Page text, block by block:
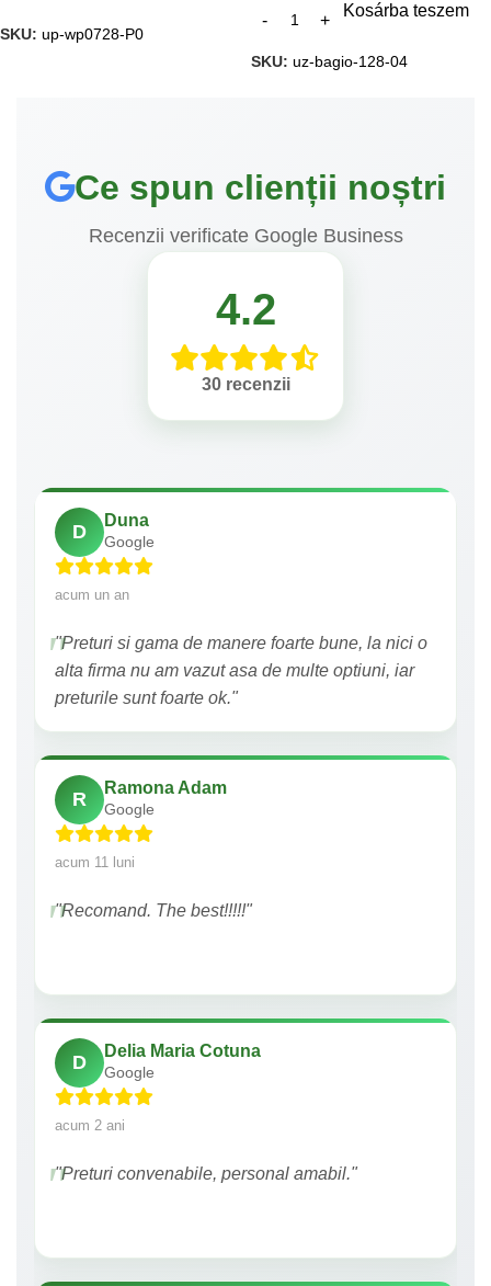
SKU: up-wp0728-P0
Kosárba teszem
SKU: uz-bagio-128-04
Ce spun clienții noștri
Recenzii verificate Google Business
4.2
30 recenzii
D
Duna
Google
acum un an
"Preturi si gama de manere foarte bune, la nici o
alta firma nu am vazut asa de multe optiuni, iar
preturile sunt foarte ok."
R
Ramona Adam
Google
acum 11 luni
"Recomand. The best!!!!!"
D
Delia Maria Cotuna
Google
acum 2 ani
"Preturi convenabile, personal amabil."